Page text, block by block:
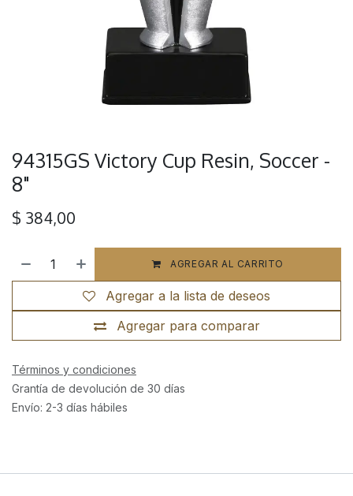
94315GS Victory Cup Resin, Soccer -
8"
$ 384,00
AGREGAR AL CARRITO
Agregar para comparar
Agregar a la lista de deseos
Términos y condiciones
Grantía de devolución de 30 días
Envío: 2-3 días hábiles